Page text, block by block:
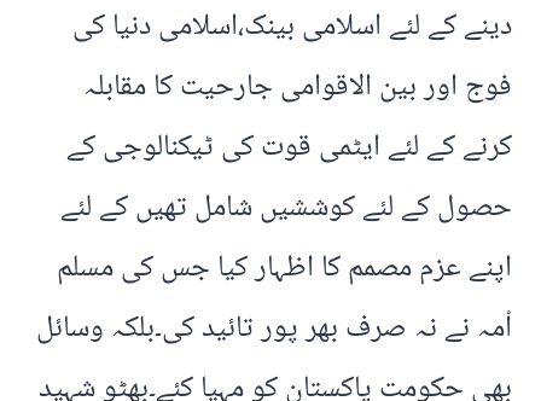
دینے کے لئے اسلامی بینک،اسلامی دنیا کی
فوج اور بین الاقوامی جارحیت کا مقابلہ
کرنے کے لئے ایٹمی قوت کی ٹیکنالوجی کے
حصول کے لئے کوششیں شامل تھیں کے لئے
اپنے عزم مصمم کا اظہار کیا جس کی مسلم
اْمہ نے نہ صرف بھر پور تائید کی۔بلکہ وسائل
بھی حکومت پاکستان کو مہیا کئے۔بھٹو شہید